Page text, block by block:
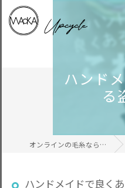
ハンド
る
オンラインの毛糸ならWAcKA
ハンドメイドで良く